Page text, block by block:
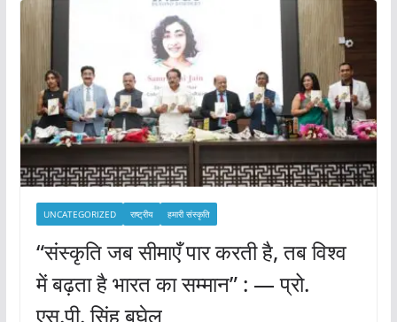
UNCATEGORIZED राष्ट्रीय हमारी संस्कृति
“संस्कृति जब सीमाएँ पार करती है, तब विश्व
में बढ़ता है भारत का सम्मान” : — प्रो.
एस.पी. सिंह बघेल